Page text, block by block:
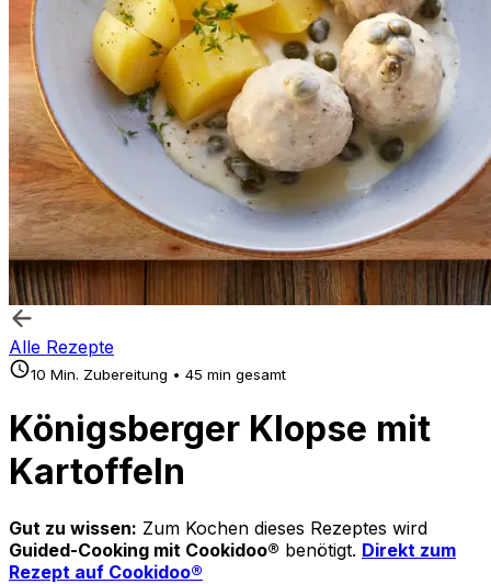
Alle Rezepte
10 Min. Zubereitung • 45 min gesamt
Königsberger Klopse mit
Kartoffeln
Gut zu wissen: Zum Kochen dieses Rezeptes wird
Guided-Cooking mit Cookidoo® benötigt. Direkt zum
Rezept auf Cookidoo®